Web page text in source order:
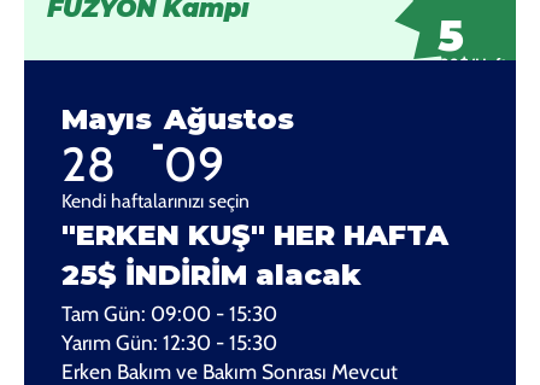
FÜZYON Kampı
5
199$/Hafta
Mayıs
28 -
Ağustos
09
Kendi haftalarınızı seçin
"ERKEN KUŞ" HER HAFTA
25$ İNDİRİM alacak
Tam Gün: 09:00 - 15:30
Yarım Gün: 12:30 - 15:30
Erken Bakım ve Bakım Sonrası Mevcut